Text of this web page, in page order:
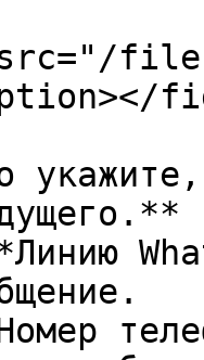
files/